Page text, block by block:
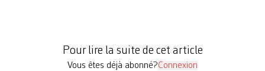
Pour lire la suite de cet article
Vous êtes déjà abonné?Connexion